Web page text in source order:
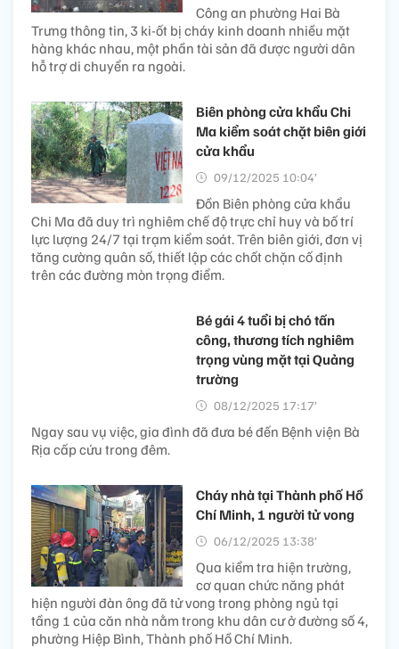
Công an phường Hai Bà
Trưng thông tin, 3 ki-ốt bị cháy kinh doanh nhiều mặt
hàng khác nhau, một phần tài sản đã được người dân
hỗ trợ di chuyển ra ngoài.
Biên phòng cửa khẩu Chi
Ma kiểm soát chặt biên giới
cửa khẩu
09/12/2025 10:04’
Đồn Biên phòng cửa khẩu
Chi Ma đã duy trì nghiêm chế độ trực chỉ huy và bố trí
lực lượng 24/7 tại trạm kiểm soát. Trên biên giới, đơn vị
tăng cường quân số, thiết lập các chốt chặn cố định
trên các đường mòn trọng điểm.
Bé gái 4 tuổi bị chó tấn
công, thương tích nghiêm
trọng vùng mặt tại Quảng
trường
08/12/2025 17:17’
Ngay sau vụ việc, gia đình đã đưa bé đến Bệnh viện Bà
Rịa cấp cứu trong đêm.
Cháy nhà tại Thành phố Hồ
Chí Minh, 1 người tử vong
06/12/2025 13:38’
Qua kiểm tra hiện trường,
cơ quan chức năng phát
hiện người đàn ông đã tử vong trong phòng ngủ tại
tầng 1 của căn nhà nằm trong khu dân cư ở đường số 4,
phường Hiệp Bình, Thành phố Hồ Chí Minh.